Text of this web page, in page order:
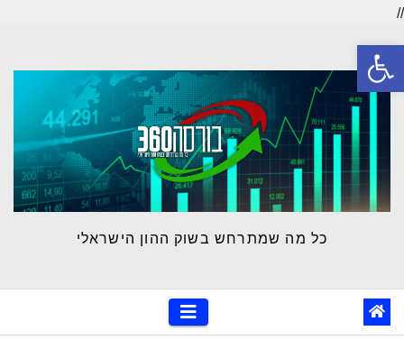
פתח סרגל נגישות
//
content
כל מה שמתרחש בשוק ההון הישראלי